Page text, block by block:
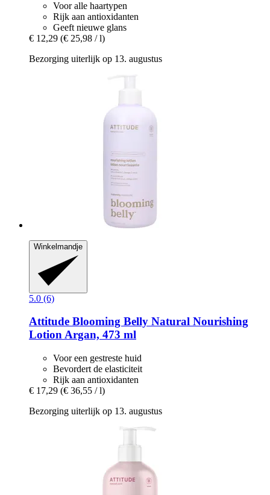
Voor alle haartypen
Rijk aan antioxidanten
Geeft nieuwe glans
€ 12,29 (€ 25,98 / l)
Bezorging uiterlijk op 13. augustus
Winkelmandje
5.0 (6)
Attitude Blooming Belly Natural Nourishing
Lotion Argan, 473 ml
Voor een gestreste huid
Bevordert de elasticiteit
Rijk aan antioxidanten
€ 17,29 (€ 36,55 / l)
Bezorging uiterlijk op 13. augustus